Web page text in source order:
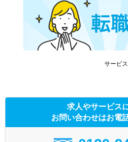
サービ
求人やサービス
お問い合わせはお電